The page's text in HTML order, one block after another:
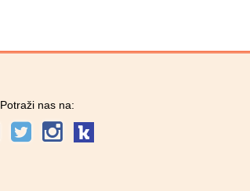
Potraži nas na: